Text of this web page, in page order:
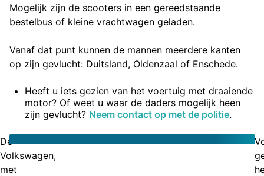
Mogelijk zijn de scooters in een gereedstaande
bestelbus of kleine vrachtwagen geladen.
Vanaf dat punt kunnen de mannen meerdere kanten
op zijn gevlucht: Duitsland, Oldenzaal of Enschede.
Heeft u iets gezien van het voertuig met draaiende
motor? Of weet u waar de daders mogelijk heen
zijn gevlucht? Neem contact op met de politie.
De
Volkswagen,
met